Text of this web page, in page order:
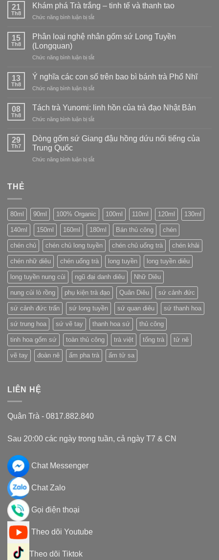
pha
trà
Tử
của
sứ
và
trà
Nhật
vẻ
trong
hảo
21
Th8
Khám phá Trà trắng – tinh tế và thanh tao
Chức năng bình luận bị tắtở
phá
–
tế
thanh
15
Th8
Phân loại nghệ nhân gốm sứ Long Tuyền
(Longquan)
Chức năng bình luận bị tắtở
loại
nhân
sứ
13
Th8
Ý nghĩa các con số trên bao bì bánh trà Phổ Nhĩ
Chức năng bình luận bị tắtở
nghĩa
con
trên
bánh
08
Th8
Tách trà Yunomi: linh hồn của trà đạo Nhật Bản
Chức năng bình luận bị tắtở
Yunomi:
hồn
29
Th7
Dòng gốm sứ Giang đậu hồng dứu nổi tiếng của
Trung Quốc
Chức năng bình luận bị tắtở
hồng
dứu
nổi
tiếng
của
Trung
Quốc
THẺ
80ml 90ml 100% Organic 100ml 110ml 120ml 130ml
140ml 150ml 160ml 180ml Bán thủ công chén
chén chủ chén chủ long tuyền chén chủ uống trà chén khải
chén nhữ diêu chén uống trà long tuyền long tuyền diêu
long tuyền nung củi ngũ đại danh diêu Nhữ Diêu
nung củi lò rồng phụ kiện trà đạo Quân Diêu sứ cảnh đức
sứ cảnh đức trấn sứ long tuyền sứ quan diêu sứ thanh hoa
sứ trung hoa sứ vẽ tay thanh hoa sứ thủ công
tinh hoa gốm sứ toàn thủ công trà việt tống trà tử nê
vẽ tay đoàn nê ấm pha trà ấm tử sa
LIÊN HỆ
Quân Trà - 0817.882.840
Sau 20:00 các ngày trong tuần, cả ngày T7 & CN
Chat Messenger
Chat Zalo
Gọi điện thoại
Theo dõi Youtube
Theo dõi Tiktok